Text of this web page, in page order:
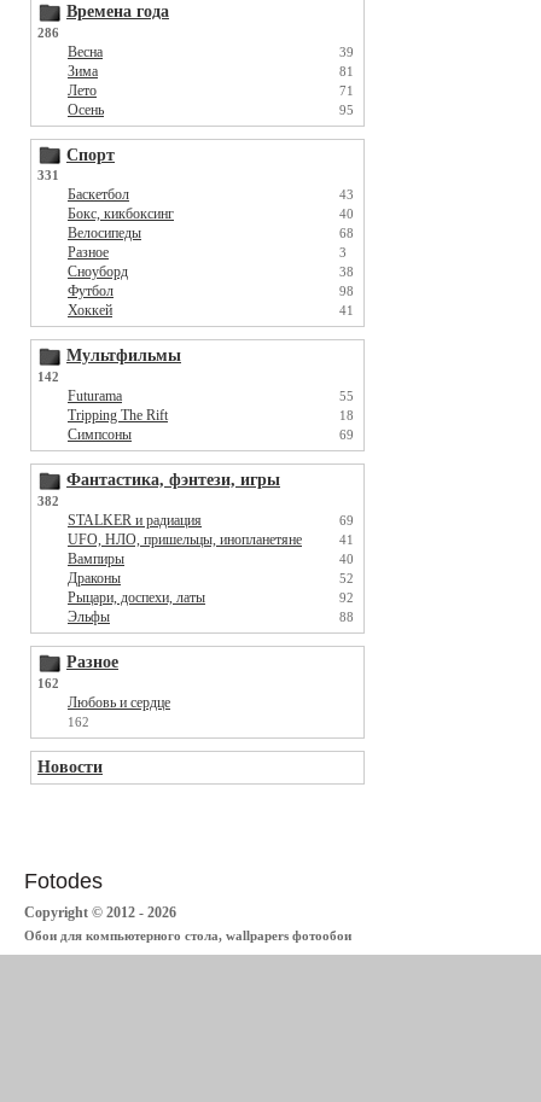
Времена года
286
Весна 39
Зима 81
Лето 71
Осень 95
Спорт
331
Баскетбол 43
Бокс, кикбоксинг 40
Велосипеды 68
Разное 3
Сноуборд 38
Футбол 98
Хоккей 41
Мультфильмы
142
Futurama 55
Tripping The Rift 18
Симпсоны 69
Фантастика, фэнтези, игры
382
STALKER и радиация 69
UFO, НЛО, пришельцы, инопланетяне 41
Вампиры 40
Драконы 52
Рыцари, доспехи, латы 92
Эльфы 88
Разное
162
Любовь и сердце
162
Новости
Fotodes
Copyright © 2012 - 2026
Обои для компьютерного стола, wallpapers фотообои